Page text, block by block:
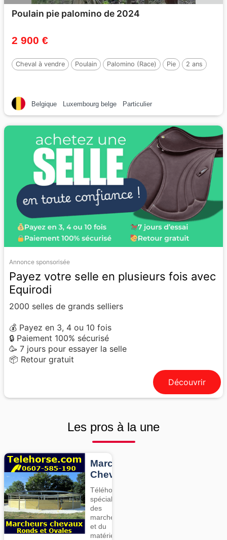
Poulain pie palomino de 2024
2 900 €
Cheval à vendre Poulain Palomino (Race) Pie 2 ans
Belgique Luxembourg belge Particulier
Annonce sponsorisée
Payez votre selle en plusieurs fois avec
Equirodi
2000 selles de grands selliers
💰 Payez en 3, 4 ou 10 fois
🔒 Paiement 100% sécurisé
🥳 7 jours pour essayer la selle
📦 Retour gratuit
Découvrir
Les pros à la une
Marcheurs
Chevaux
Téléhorse,
spécialiste
des
marcheurs
et du
matériel